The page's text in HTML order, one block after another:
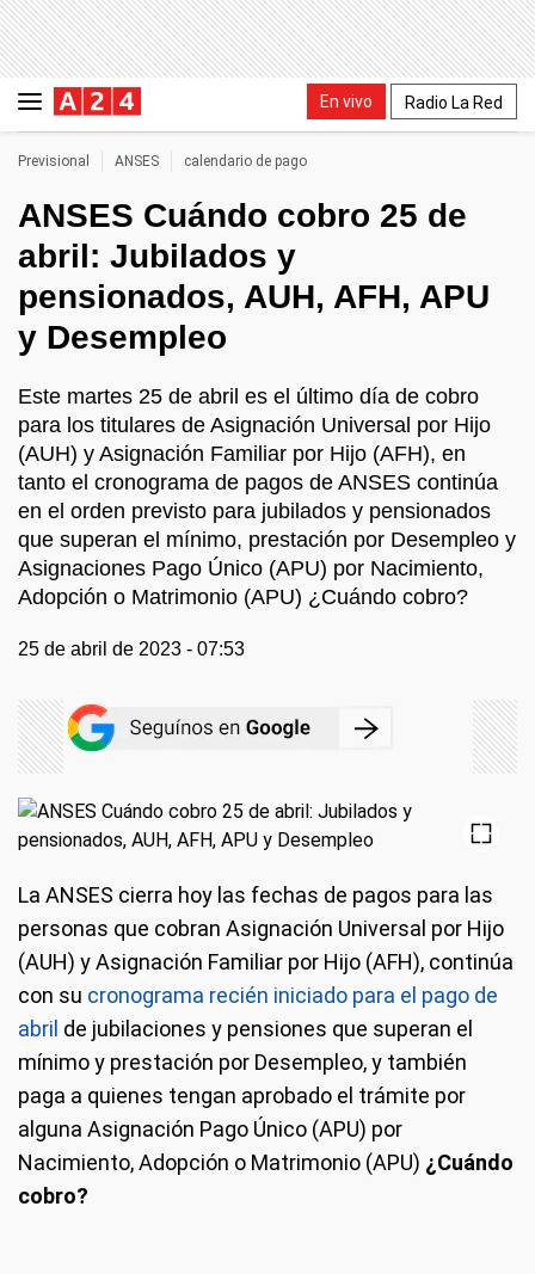
En vivo Radio La Red
Previsional ANSES calendario de pago
ANSES Cuándo cobro 25 de
abril: Jubilados y
pensionados, AUH, AFH, APU
y Desempleo
Este martes 25 de abril es el último día de cobro
para los titulares de Asignación Universal por Hijo
(AUH) y Asignación Familiar por Hijo (AFH), en
tanto el cronograma de pagos de ANSES continúa
en el orden previsto para jubilados y pensionados
que superan el mínimo, prestación por Desempleo y
Asignaciones Pago Único (APU) por Nacimiento,
Adopción o Matrimonio (APU) ¿Cuándo cobro?
25 de abril de 2023 - 07:53
La ANSES cierra hoy las fechas de pagos para las
personas que cobran Asignación Universal por Hijo
(AUH) y Asignación Familiar por Hijo (AFH), continúa
con su cronograma recién iniciado para el pago de
abril de jubilaciones y pensiones que superan el
mínimo y prestación por Desempleo, y también
paga a quienes tengan aprobado el trámite por
alguna Asignación Pago Único (APU) por
Nacimiento, Adopción o Matrimonio (APU) ¿Cuándo
cobro?